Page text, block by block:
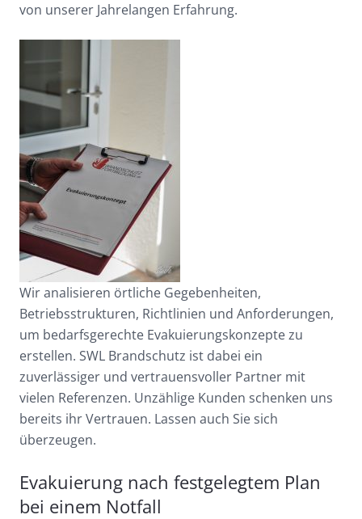
von unserer Jahrelangen Erfahrung.
Wir analisieren örtliche Gegebenheiten,
Betriebsstrukturen, Richtlinien und Anforderungen,
um bedarfsgerechte Evakuierungskonzepte zu
erstellen. SWL Brandschutz ist dabei ein
zuverlässiger und vertrauensvoller Partner mit
vielen Referenzen. Unzählige Kunden schenken uns
bereits ihr Vertrauen. Lassen auch Sie sich
überzeugen.
Evakuierung nach festgelegtem Plan
bei einem Notfall